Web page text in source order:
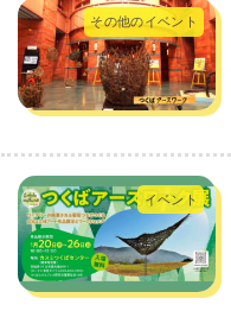
その他のイベント
イベント